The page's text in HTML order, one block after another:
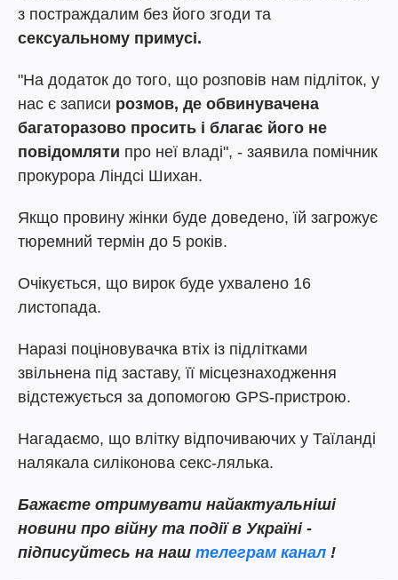
з постраждалим без його згоди та
сексуальному примусі.
"На додаток до того, що розповів нам підліток, у
нас є записи розмов, де обвинувачена
багаторазово просить і благає його не
повідомляти про неї владі", - заявила помічник
прокурора Ліндсі Шихан.
Якщо провину жінки буде доведено, їй загрожує
тюремний термін до 5 років.
Очікується, що вирок буде ухвалено 16
листопада.
Наразі поціновувачка втіх із підлітками
звільнена під заставу, її місцезнаходження
відстежується за допомогою GPS-пристрою.
Нагадаємо, що влітку відпочиваючих у Таїланді
налякала силіконова секс-лялька.
Бажаєте отримувати найактуальніші
новини про війну та події в Україні -
підписуйтесь на наш телеграм канал !